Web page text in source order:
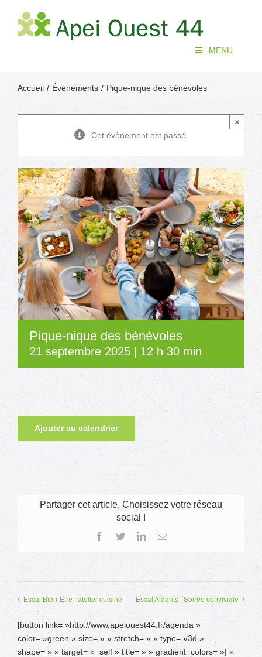
contenu
MENU
Accueil Évènements Pique-nique des bénévoles
Cet évènement est passé.
×
Pique-nique des bénévoles
21 septembre 2025 | 12 h 30 min
Ajouter au calendrier
Partager cet article, Choisissez votre réseau
social !
Facebook
TwitterLinkedInEmail
Escal’Bien-Être : atelier cuisine Escal’Aidants : Soirée conviviale
[button link= »http://www.apeiouest44.fr/agenda »
color= »green » size= » » stretch= » » type= »3d »
shape= » » target= »_self » title= » » gradient_colors= »| »